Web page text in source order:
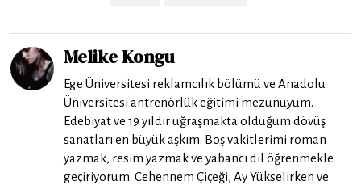
Melike Kongu
Ege Üniversitesi reklamcılık bölümü ve Anadolu
Üniversitesi antrenörlük eğitimi mezunuyum.
Edebiyat ve 19 yıldır uğraşmakta olduğum dövüş
sanatları en büyük aşkım. Boş vakitlerimi roman
yazmak, resim yazmak ve yabancı dil öğrenmekle
geçiriyorum. Cehennem Çiçeği, Ay Yükselirken ve